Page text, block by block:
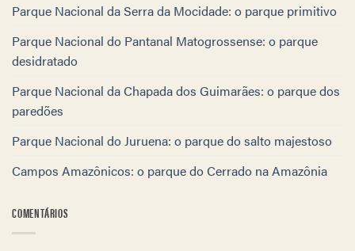
Parque Nacional da Serra da Mocidade: o parque primitivo
Parque Nacional do Pantanal Matogrossense: o parque
desidratado
Parque Nacional da Chapada dos Guimarães: o parque dos
paredões
Parque Nacional do Juruena: o parque do salto majestoso
Campos Amazônicos: o parque do Cerrado na Amazônia
COMENTÁRIOS